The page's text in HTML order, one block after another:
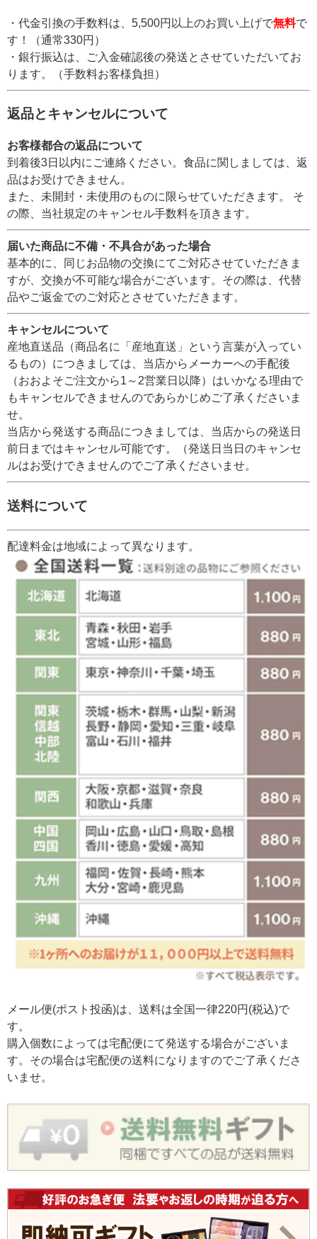
・代金引換の手数料は、5,500円以上のお買い上げで無料で
す！（通常330円）
・銀行振込は、ご入金確認後の発送とさせていただいてお
ります。（手数料お客様負担）
返品とキャンセルについて
お客様都合の返品について
到着後3日以内にご連絡ください。食品に関しましては、返
品はお受けできません。
また、未開封・未使用のものに限らせていただきます。 そ
の際、当社規定のキャンセル手数料を頂きます。
届いた商品に不備・不具合があった場合
基本的に、同じお品物の交換にてご対応させていただきま
すが、交換が不可能な場合がございます。その際は、代替
品やご返金でのご対応とさせていただきます。
キャンセルについて
産地直送品（商品名に「産地直送」という言葉が入ってい
るもの）につきましては、当店からメーカーへの手配後
（おおよそご注文から1～2営業日以降）はいかなる理由で
もキャンセルできませんのであらかじめご了承くださいま
せ。
当店から発送する商品につきましては、当店からの発送日
前日まではキャンセル可能です。（発送日当日のキャンセ
ルはお受けできませんのでご了承くださいませ。
送料について
配達料金は地域によって異なります。
メール便(ポスト投函)は、送料は全国一律220円(税込)で
す。
購入個数によっては宅配便にて発送する場合がございま
す。その場合は宅配便の送料になりますのでご了承くださ
いませ。